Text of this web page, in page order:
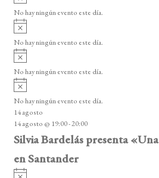
o
v
i
o
No hay ningún evento este día.
A
v
i
o
No hay ningún evento este día.
A
v
i
o
No hay ningún evento este día.
A
v
i
s
o
No hay ningún evento este día.
14 agosto
14 agosto @ 19:00-20:00
Silvia Bardelás presenta
en Santander
A